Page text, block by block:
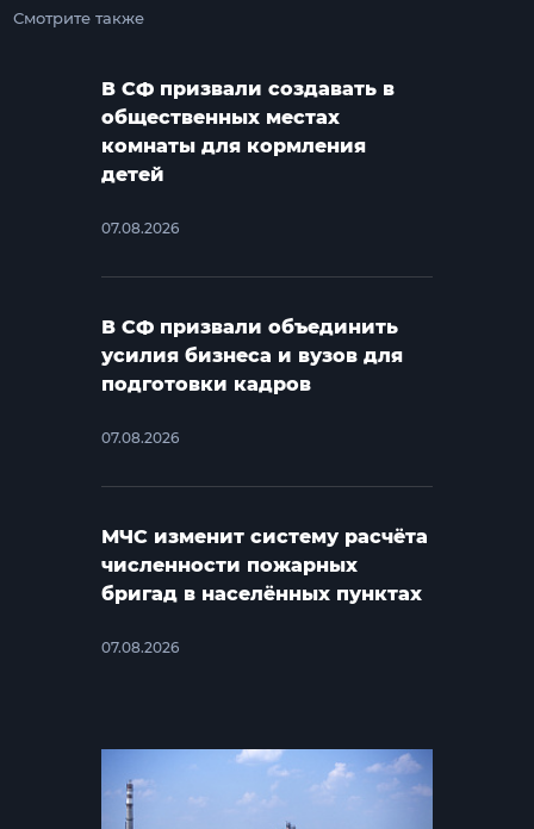
Смотрите также
В СФ призвали создавать в
общественных местах
комнаты для кормления
детей
07.08.2026
В СФ призвали объединить
усилия бизнеса и вузов для
подготовки кадров
07.08.2026
МЧС изменит систему расчёта
численности пожарных
бригад в населённых пунктах
07.08.2026